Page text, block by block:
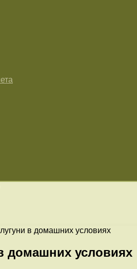
в домашних условиях
домашних условиях